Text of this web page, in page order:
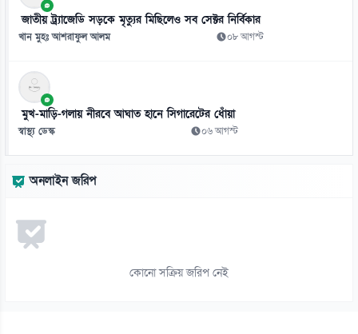
জাতীয় ট্র্যাজেডি সড়কে মৃত্যুর মিছিলেও সব সেক্টর নির্বিকার
খান মুহঃ আশরাফুল আলম ০৮ আগস্ট
মুখ-মাড়ি-গলায় নীরবে আঘাত হানে সিগারেটের ধোঁয়া
স্বাস্থ্য ডেস্ক ০৬ আগস্ট
অনলাইন জরিপ
কোনো সক্রিয় জরিপ নেই